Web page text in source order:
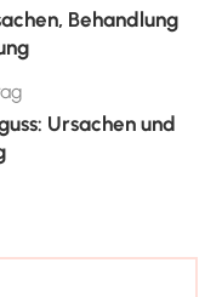
Behandlung
Ursachen und